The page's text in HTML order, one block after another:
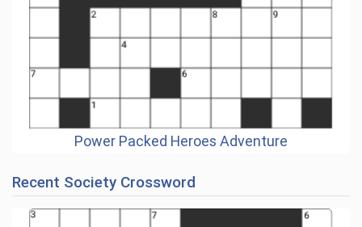
Power Packed Heroes Adventure
Recent Society Crossword